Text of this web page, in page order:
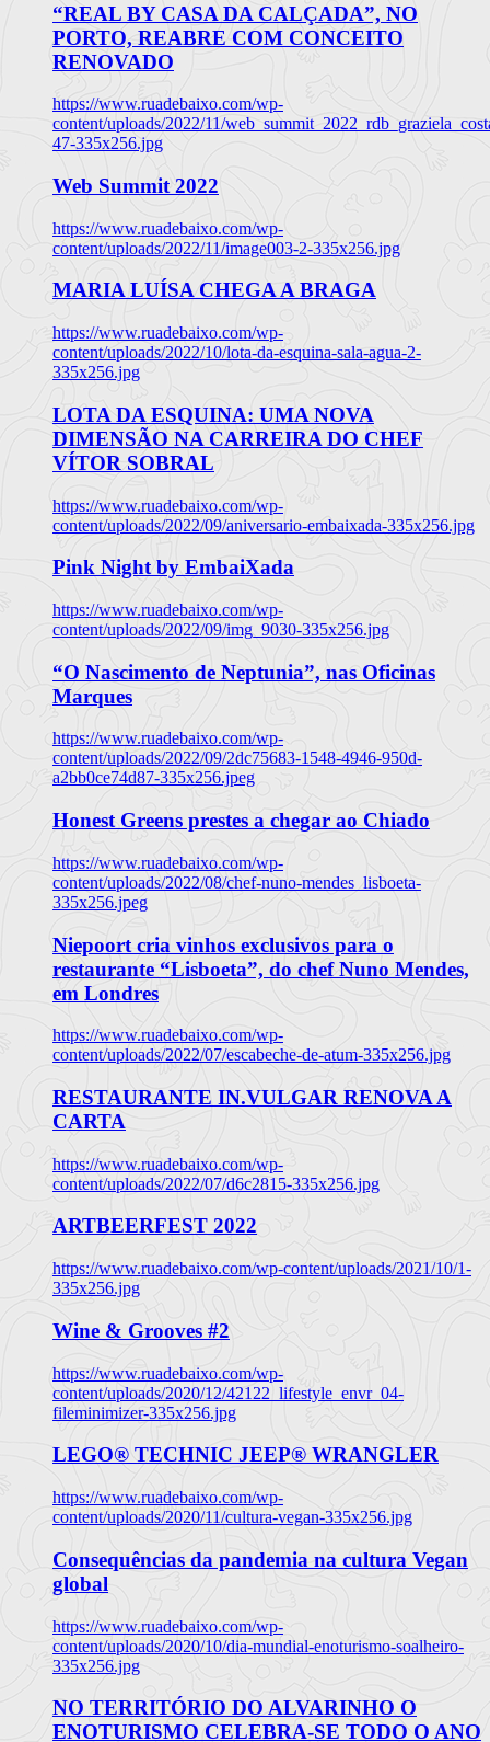
“REAL BY CASA DA CALÇADA”, NO
PORTO, REABRE COM CONCEITO
RENOVADO
https://www.ruadebaixo.com/wp-
content/uploads/2022/11/
47-335x256.jpg
Web Summit 2022
https://www.ruadebaixo.com/wp-
content/uploads/2022/11/image003-2-335x256.jpg
MARIA LUÍSA CHEGA A BRAGA
https://www.ruadebaixo.com/wp-
content/uploads/2022/10/lota-da-esquina-sala-agua-2-
335x256.jpg
LOTA DA ESQUINA: UMA NOVA
DIMENSÃO NA CARREIRA DO CHEF
VÍTOR SOBRAL
https://www.ruadebaixo.com/wp-
content/uploads/2022/09/aniversario-embaixada-335x256.jpg
Pink Night by EmbaiXada
https://www.ruadebaixo.com/wp-
content/uploads/2022/09/img_9030-335x256.jpg
“O Nascimento de Neptunia”, nas Oficinas
Marques
https://www.ruadebaixo.com/wp-
content/uploads/2022/09/2dc75683-1548-4946-950d-
a2bb0ce74d87-335x256.jpeg
Honest Greens prestes a chegar ao Chiado
https://www.ruadebaixo.com/wp-
content/uploads/2022/08/chef-nuno-mendes_lisboeta-
335x256.jpeg
Niepoort cria vinhos exclusivos para o
restaurante “Lisboeta”, do chef Nuno Mendes,
em Londres
https://www.ruadebaixo.com/wp-
content/uploads/2022/07/escabeche-de-atum-335x256.jpg
RESTAURANTE IN.VULGAR RENOVA A
CARTA
https://www.ruadebaixo.com/wp-
content/uploads/2022/07/d6c2815-335x256.jpg
ARTBEERFEST 2022
https://www.ruadebaixo.com/wp-content/uploads/2021/10/1-
335x256.jpg
Wine & Grooves #2
https://www.ruadebaixo.com/wp-
content/uploads/2020/12/42122_lifestyle_envr_04-
fileminimizer-335x256.jpg
LEGO® TECHNIC JEEP® WRANGLER
https://www.ruadebaixo.com/wp-
content/uploads/2020/11/cultura-vegan-335x256.jpg
Consequências da pandemia na cultura Vegan
global
https://www.ruadebaixo.com/wp-
content/uploads/2020/10/dia-mundial-enoturismo-soalheiro-
335x256.jpg
NO TERRITÓRIO DO ALVARINHO O
ENOTURISMO CELEBRA-SE TODO O ANO